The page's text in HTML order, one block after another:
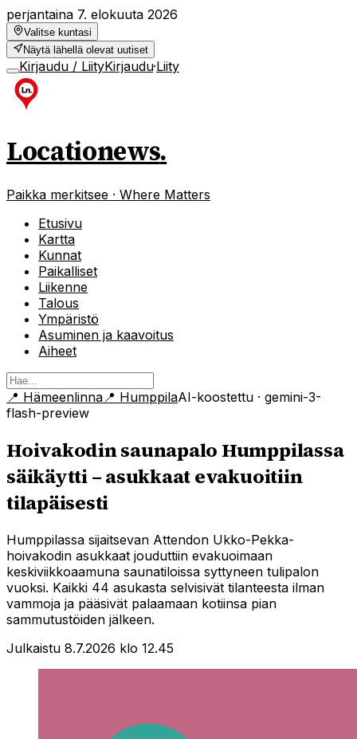
perjantaina 7. elokuuta 2026
Valitse kuntasi
Näytä lähellä olevat uutiset
Kirjaudu / LiityKirjaudu·Liity
Locationews.
Paikka merkitsee · Where Matters
Etusivu
Kartta
Kunnat
Paikalliset
Liikenne
Talous
Ympäristö
Asuminen ja kaavoitus
Aiheet
📍 Hämeenlinna 📍 HumppilaAI-koostettu · gemini-3-
flash-preview
Hoivakodin saunapalo Humppilassa
säikäytti – asukkaat evakuoitiin
tilapäisesti
Humppilassa sijaitsevan Attendon Ukko-Pekka-
hoivakodin asukkaat jouduttiin evakuoimaan
keskiviikkoaamuna saunatiloissa syttyneen tulipalon
vuoksi. Kaikki 44 asukasta selvisivät tilanteesta ilman
vammoja ja pääsivät palaamaan kotiinsa pian
sammutustöiden jälkeen.
Julkaistu 8.7.2026 klo 12.45